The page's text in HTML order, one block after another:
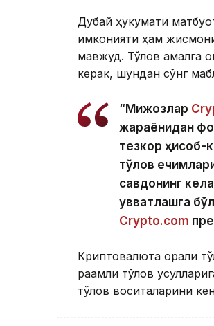
Дубай ҳукумати
имконияти ҳам
мавжуд. Тўлов амалга
керак, шундан сўнг
“Мижозлар
жараёнидан
тезкор ҳисоб-
тўлов
савдонинг
қувватлашга
Crypto.com
Криптовалюта орқали
рақамли тўлов
тўлов воситаларини